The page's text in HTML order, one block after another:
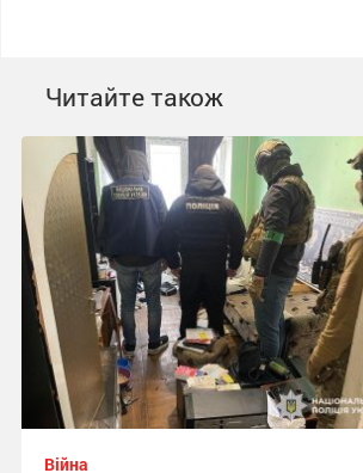
Читайте також
Війна